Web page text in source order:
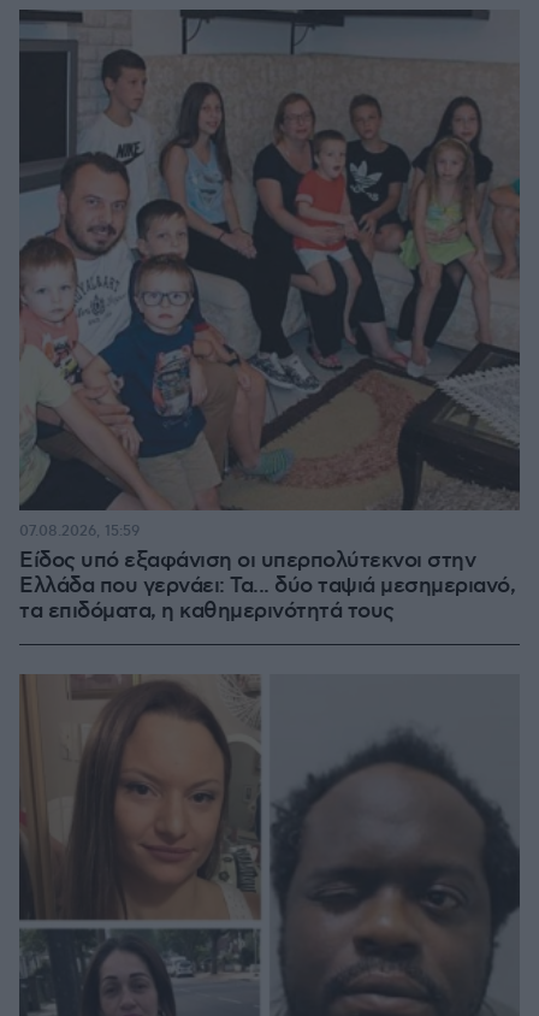
Είδος υπό εξαφάνιση οι υπερπολύτεκνοι στην
Ελλάδα που γερνάει: Τα... δύο ταψιά μεσημεριανό,
τα επιδόματα, η καθημερινότητά τους
07.08.2026, 15:59